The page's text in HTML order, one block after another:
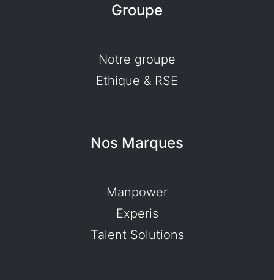
Groupe
Notre groupe
Ethique & RSE
Nos Marques
Manpower
Experis
Talent Solutions